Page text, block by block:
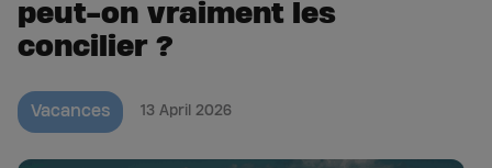
peut-on vraiment les
concilier ?
Vacances 13 April 2026